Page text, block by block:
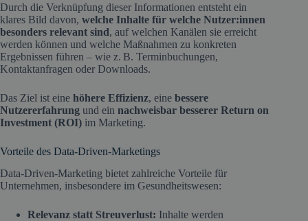
Durch die Verknüpfung dieser Informationen entsteht ein
klares Bild davon, welche Inhalte für welche Nutzer:innen
besonders relevant sind, auf welchen Kanälen sie erreicht
werden können und welche Maßnahmen zu konkreten
Ergebnissen führen – wie z. B. Terminbuchungen,
Kontaktanfragen oder Downloads.
Das Ziel ist eine höhere Effizienz, eine bessere
Nutzererfahrung und ein nachweisbar besserer Return on
Investment (ROI) im Marketing.
Vorteile des Data-Driven-Marketings
Data-Driven-Marketing bietet zahlreiche Vorteile für
Unternehmen, insbesondere im Gesundheitswesen:
Relevanz statt Streuverlust: Inhalte werden